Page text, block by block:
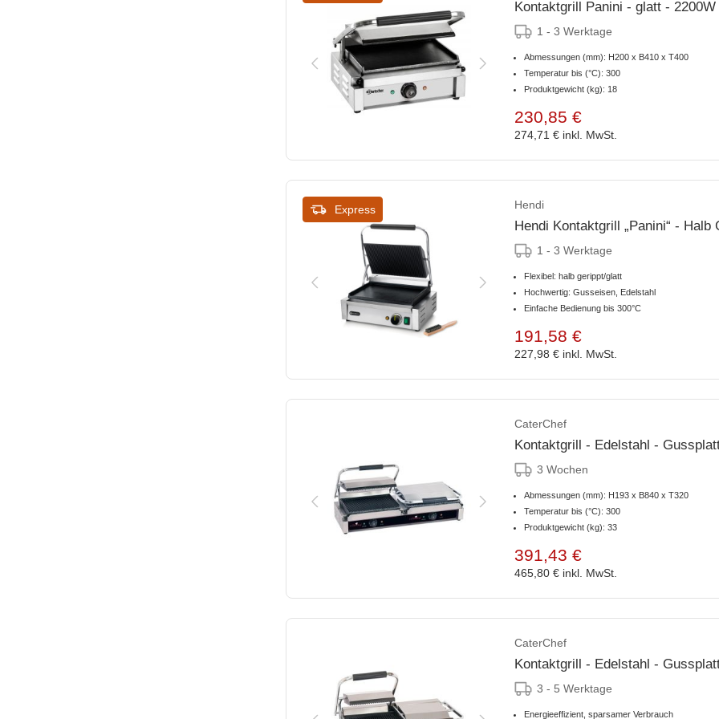
Kontaktgrill Panini - glatt -
1 - 3 Werktage
Abmessungen (mm): H200 x B410 x T400
Temperatur bis (°C): 300
Produktgewicht (kg): 18
230,85 €
274,71 € inkl. MwSt.
Express Hendi
Hendi Kontaktgrill „Panini“ -
1 - 3 Werktage
Flexibel: halb gerippt/glatt
Hochwertig: Gusseisen, Edelstahl
Einfache Bedienung bis 300°C
191,58 €
227,98 € inkl. MwSt.
CaterChef
3 Wochen
Abmessungen (mm): H193 x B840 x T320
Temperatur bis (°C): 300
Produktgewicht (kg): 33
391,43 €
465,80 € inkl. MwSt.
CaterChef
Kontaktgrill - Edelstahl -
3 - 5 Werktage
Energieeffizient, sparsamer Verbrauch